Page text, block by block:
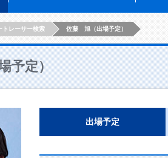
トレーサー検索 佐藤 旭（出場予定）
予定）
出場予定